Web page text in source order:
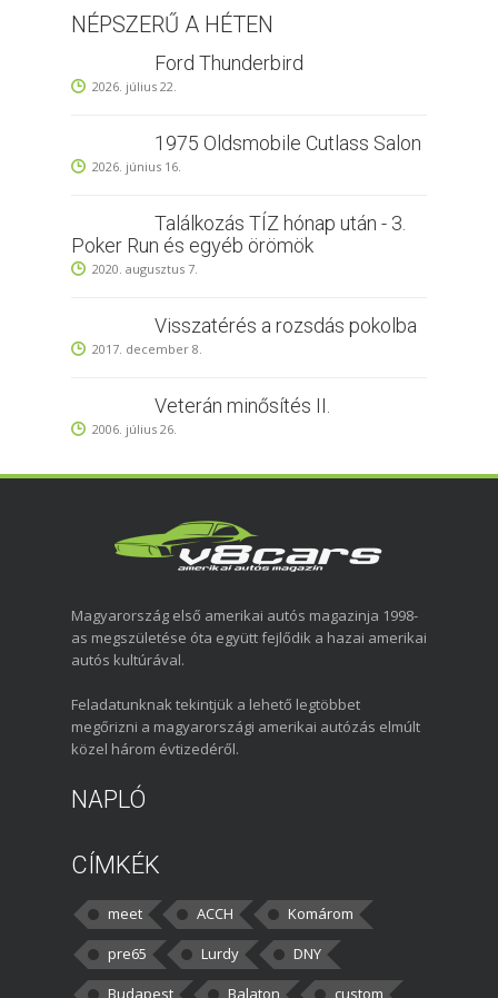
NÉPSZERŰ A HÉTEN
Ford Thunderbird
2026. július 22.
1975 Oldsmobile Cutlass Salon
2026. június 16.
Találkozás TÍZ hónap után - 3.
Poker Run és egyéb örömök
2020. augusztus 7.
Visszatérés a rozsdás pokolba
2017. december 8.
Veterán minősítés II.
2006. július 26.
Magyarország első amerikai autós magazinja 1998-
as megszületése óta együtt fejlődik a hazai amerikai
autós kultúrával.
Feladatunknak tekintjük a lehető legtöbbet
megőrizni a magyarországi amerikai autózás elmúlt
közel három évtizedéről.
NAPLÓ
CÍMKÉK
meet ACCH
Komárom
pre65
Lurdy
DNY
Budapest
Balaton custom